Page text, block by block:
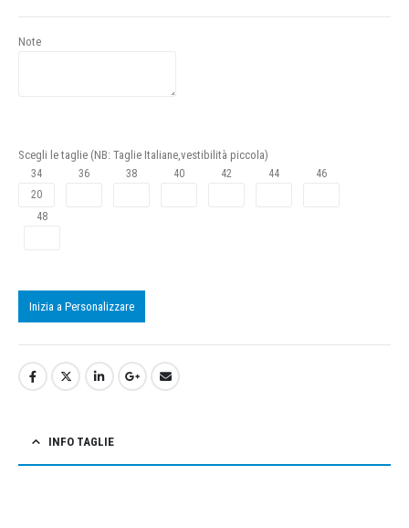
Note
Scegli le taglie (NB: Taglie Italiane,vestibilità piccola)
34 36 38 40 42 44 46
48
Inizia a Personalizzare
INFO TAGLIE